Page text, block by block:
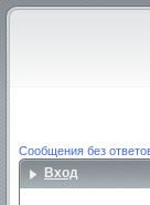
Сообщения без
Вход